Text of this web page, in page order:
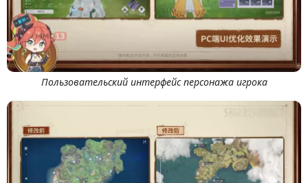
Пользовательский интерфейс персонажа игрока